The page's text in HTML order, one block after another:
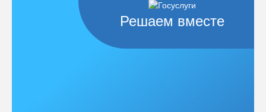
Решаем вместе